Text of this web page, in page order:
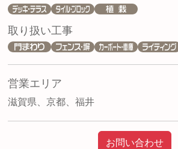
取り扱い工事
営業エリア
滋賀県、京都、福井
お問い合わせ